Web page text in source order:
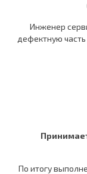
Инженер
дефектную часть
По итогу